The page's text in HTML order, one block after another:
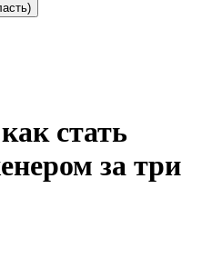
стать
за три